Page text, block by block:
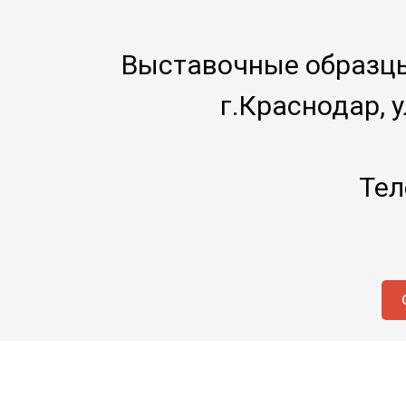
Выставочные
г.Краснодар,